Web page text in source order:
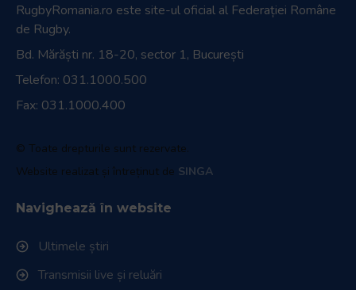
RugbyRomania.ro este site-ul oficial al Federației Române
de Rugby.
Bd. Mărăști nr. 18-20, sector 1, București
Telefon: 031.1000.500
Fax: 031.1000.400
© Toate drepturile sunt rezervate.
Website realizat și întreținut de SINGA
Navighează în website
Ultimele știri
Transmisii live și reluări